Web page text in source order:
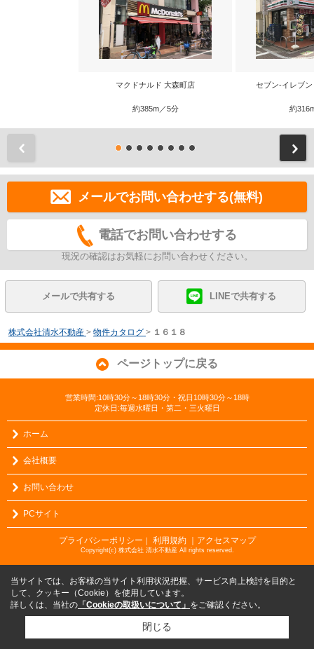
マクドナルド 大森町店
約385m／5分
セブン‐イレブ
約
メールでお問い合わせする(無料)
電話でお問い合わせする
現況の確認はお気軽にお問い合わせください。
メールで共有する LINEで共有する
株式会社清水不動産 > 物件カタログ > １６１８
ページトップに戻る
営業時間:10時30分～18時30分・祝日10時30分～18時
定休日:毎週水曜日・第二・三火曜日
ホーム
会社概要
お問い合わせ
PCサイト
プライバシーポリシー 利用規約 ｜アクセスマップ
Copyright(c) 株式会社 清水不動産 All rights reserved.
当サイトでは、お客様の当サイト利用状況把握、サービス向上検討を目的と
して、クッキー（Cookie）を使用しています。
詳しくは、当社の 「Cookieの取扱いについて」 をご確認ください。
閉じる